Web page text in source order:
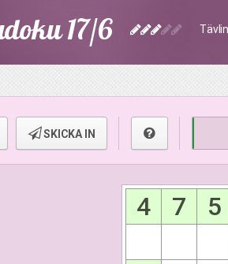
17/6
SKICKA IN
4 7 5